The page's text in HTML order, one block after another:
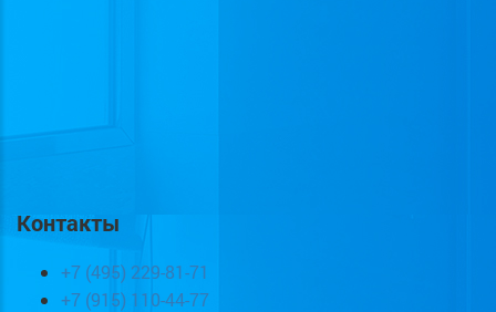
Контакты
+7 (495) 229-81-71
+7 (915) 110-44-77